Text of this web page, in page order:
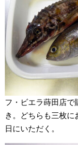
フ・ビエラ蒔田店で
き。どちらも三枚に
日にいただく。